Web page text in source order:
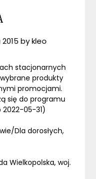
bykleo
stacjonarnych
produkty
promocjami.
się do programu
2022-05-31)
Dla dorosłych,
Wielkopolska, woj.